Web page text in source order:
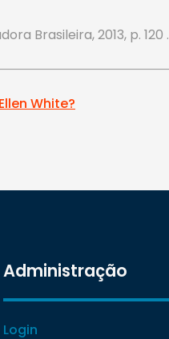
Brasileira, 2013, p. 120 .
White?
Administração
Login